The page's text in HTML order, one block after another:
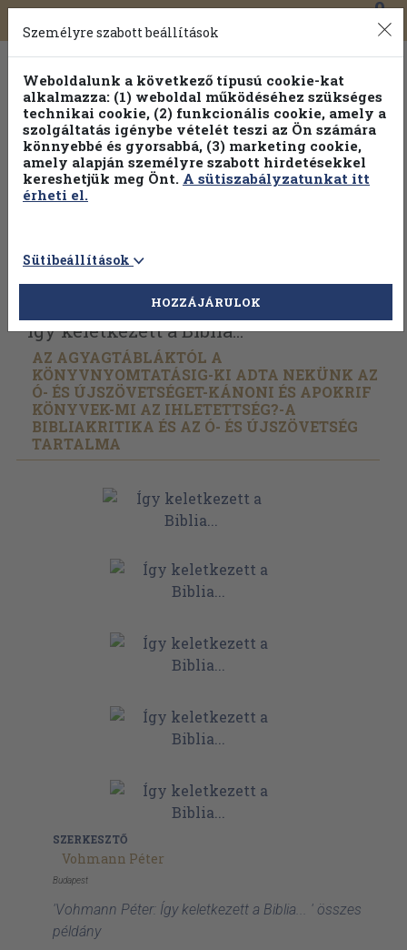
Toggle
navigation
0
Válogasson több mint 1.000.000 kiadványunk közül
100% kedvezménnyel!
Vissza az előző oldalra Válasszon példányt
Így keletkezett a Biblia...
AZ AGYAGTÁBLÁKTÓL A
KÖNYVNYOMTATÁSIG-KI ADTA NEKÜNK AZ
Ó- ÉS ÚJSZÖVETSÉGET-KÁNONI ÉS APOKRIF
KÖNYVEK-MI AZ IHLETETTSÉG?-A
BIBLIAKRITIKA ÉS AZ Ó- ÉS ÚJSZÖVETSÉG
TARTALMA
SZERKESZTŐ
Vohmann Péter
Budapest
'Vohmann Péter: Így keletkezett a Biblia... ' összes
példány
Személyre szabott beállítások
Weboldalunk a következő típusú cookie-kat
alkalmazza: (1) weboldal működéséhez szükséges
technikai cookie, (2) funkcionális cookie, amely a
szolgáltatás igénybe vételét teszi az Ön számára
könnyebbé és gyorsabbá, (3) marketing cookie,
amely alapján személyre szabott hirdetésekkel
kereshetjük meg Önt. A sütiszabályzatunkat itt
érheti el.
Sütibeállítások
HOZZÁJÁRULOK